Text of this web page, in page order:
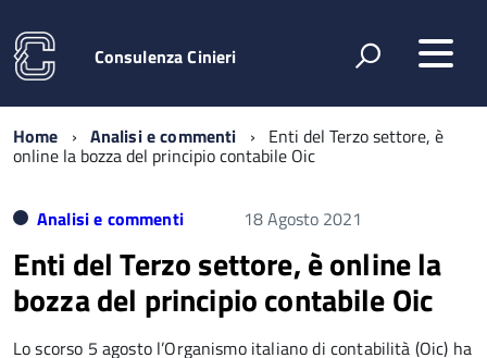
Consulenza Cinieri
Home Analisi e commenti Enti del Terzo settore, è
online la bozza del principio contabile Oic
Analisi e commenti 18 Agosto 2021
Enti del Terzo settore, è online la
bozza del principio contabile Oic
Lo scorso 5 agosto l’Organismo italiano di contabilità (Oic) ha